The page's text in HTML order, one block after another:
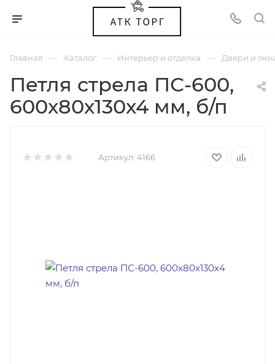
Главная — Каталог — Интерьер и отделка — Двери и
Петля стрела ПС-600,
600х80х130х4 мм, б/п
Артикул: 4166